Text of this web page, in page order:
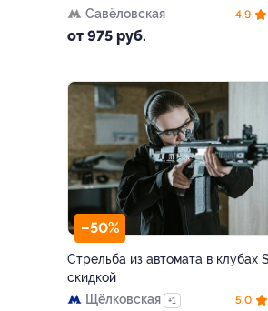
Савёловская
от 975 руб.
4.9
–50%
Стрельба из автомата в клубах
скидкой
Щёлковская
+1 5.0